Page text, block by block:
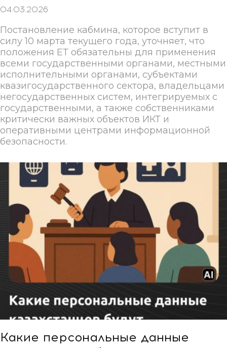
04.03.2026
Постановление кабмина, которое вступит в
силу 10 марта текущего года, уточняет, что
положения ЕТ обязательны для применения
всеми государственными органами, местными
исполнительными органами, субъектами
квазигосударственного сектора, владельцами
негосударственных систем, интегрируемых с
государственными, а также собственниками
критически важных объектов ИКТ и
оперативными центрами информационной
безопасности.
Какие персональные данные